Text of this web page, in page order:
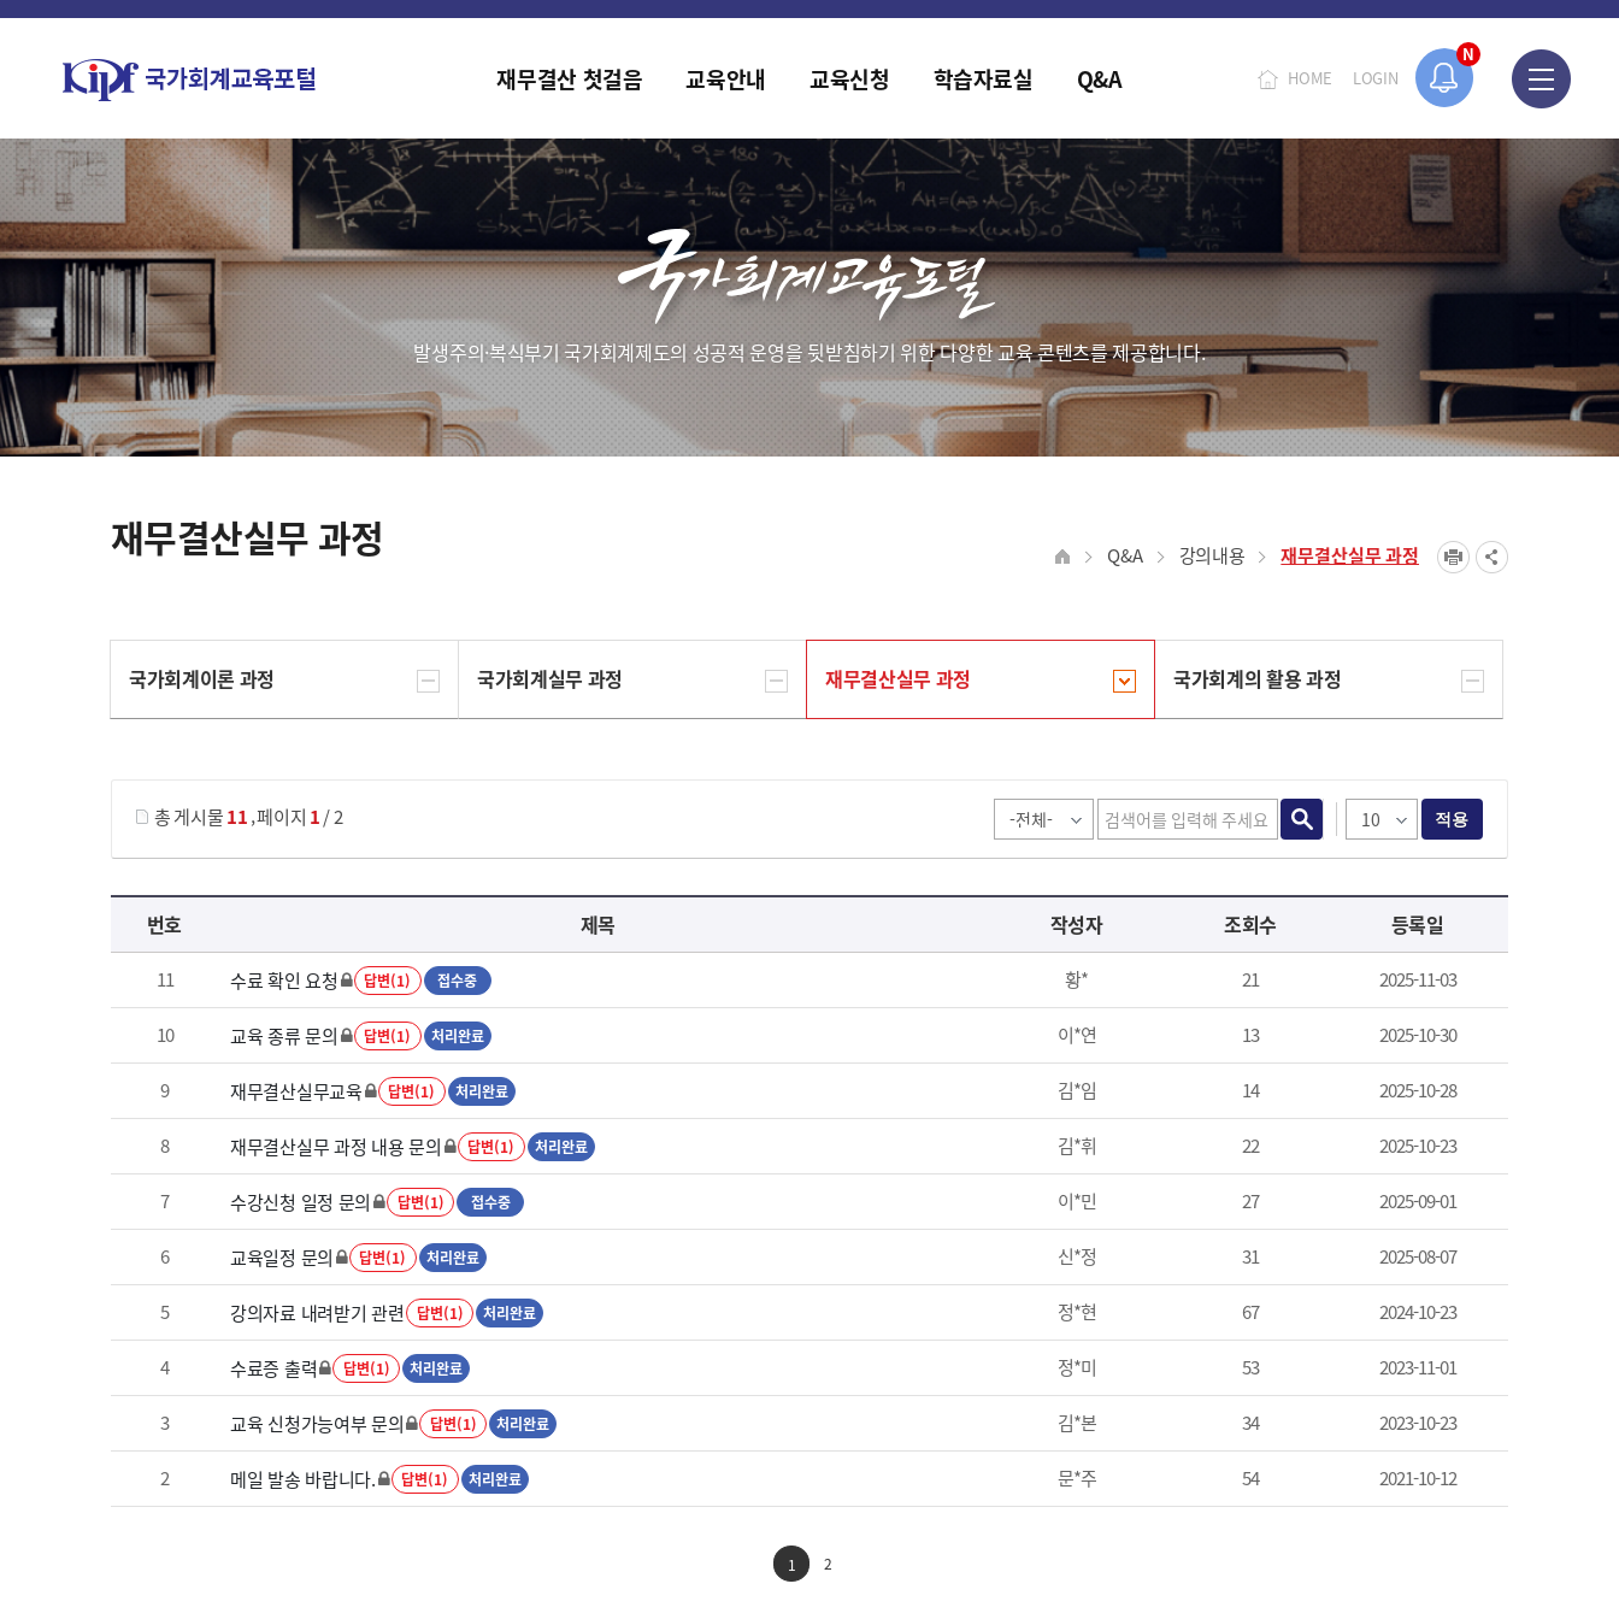
N
홈페이지가 새롭게 개편되었습니다.
HOME LOGIN
재무결산 첫걸음 교육안내 교육신청 학습자료실 Q&A
발생주의·복식부기 국가회계제도의 성공적 운영을 뒷받침하기 위한 다양한 교육 콘텐츠를 제공합니다.
재무결산실무 과정 Q&A 강의내용 재무결산실무 과정
국가회계이론 과정 국가회계실무 과정 재무결산실무 과정 국가회계의 활용 과정
총 게시물11,페이지 1/ 2 적용
재무결산실무 과정 목록 으로 번호, 제목, 작성자, 조회수, 등록 일로 나열 되고 있습니다.
번호 제목 작성자 조회수 등록일
11 수료 확인 요청 답변(1) 접수중 황* 21 2025-11-03
10 교육 종류 문의 답변(1) 처리완료 이*연 13 2025-10-30
9 재무결산실무교육 답변(1) 처리완료 김*임 14 2025-10-28
8 재무결산실무 과정 내용 문의 답변(1) 처리완료 김*휘 22 2025-10-23
7 수강신청 일정 문의 답변(1) 접수중 이*민 27 2025-09-01
6 교육일정 문의 답변(1) 처리완료 신*정 31 2025-08-07
5 강의자료 내려받기 관련 답변(1) 처리완료 정*현 67 2024-10-23
4 수료증 출력 답변(1) 처리완료 정*미 53 2023-11-01
3 교육 신청가능여부 문의 답변(1) 처리완료 김*본 34 2023-10-23
2 메일 발송 바랍니다. 답변(1) 처리완료 문*주 54 2021-10-12
1 2